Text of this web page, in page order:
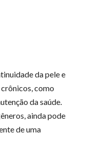
da pele e
como
da saúde.
ainda pode
de uma